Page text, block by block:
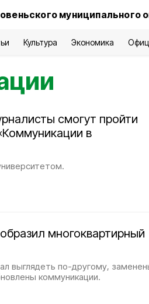
муниципального
Культура Экономика
смогут пройти
в
многоквартирный
выглядеть по-другому,
коммуникации.